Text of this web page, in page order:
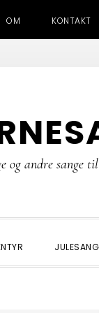
OM KONTAKT
og andre sange